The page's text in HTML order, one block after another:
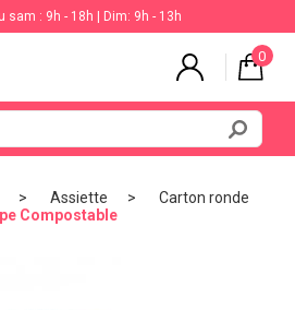
sam : 9h - 18h | Dim: 9h - 13h
0
Assiette
Carton ronde
Compostable